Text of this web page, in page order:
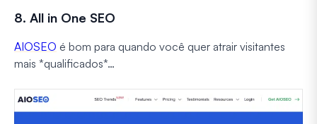
8. All in One SEO
AIOSEO é bom para quando você quer atrair visitantes
mais *qualificados*…